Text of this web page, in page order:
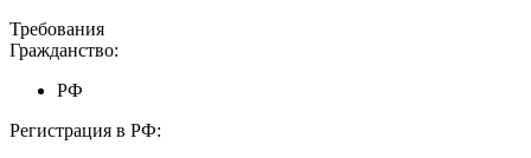
Требования
Гражданство:
РФ
Регистрация в РФ: